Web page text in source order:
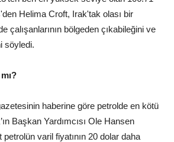
Helima Croft, Irak'tak olası bir
çalışanlarının bölgeden çıkabileğini ve
söyledi.
haberine göre petrolde en kötü
Başkan Yardımcısı Ole Hansen
petrolün varil fiyatının 20 dolar daha